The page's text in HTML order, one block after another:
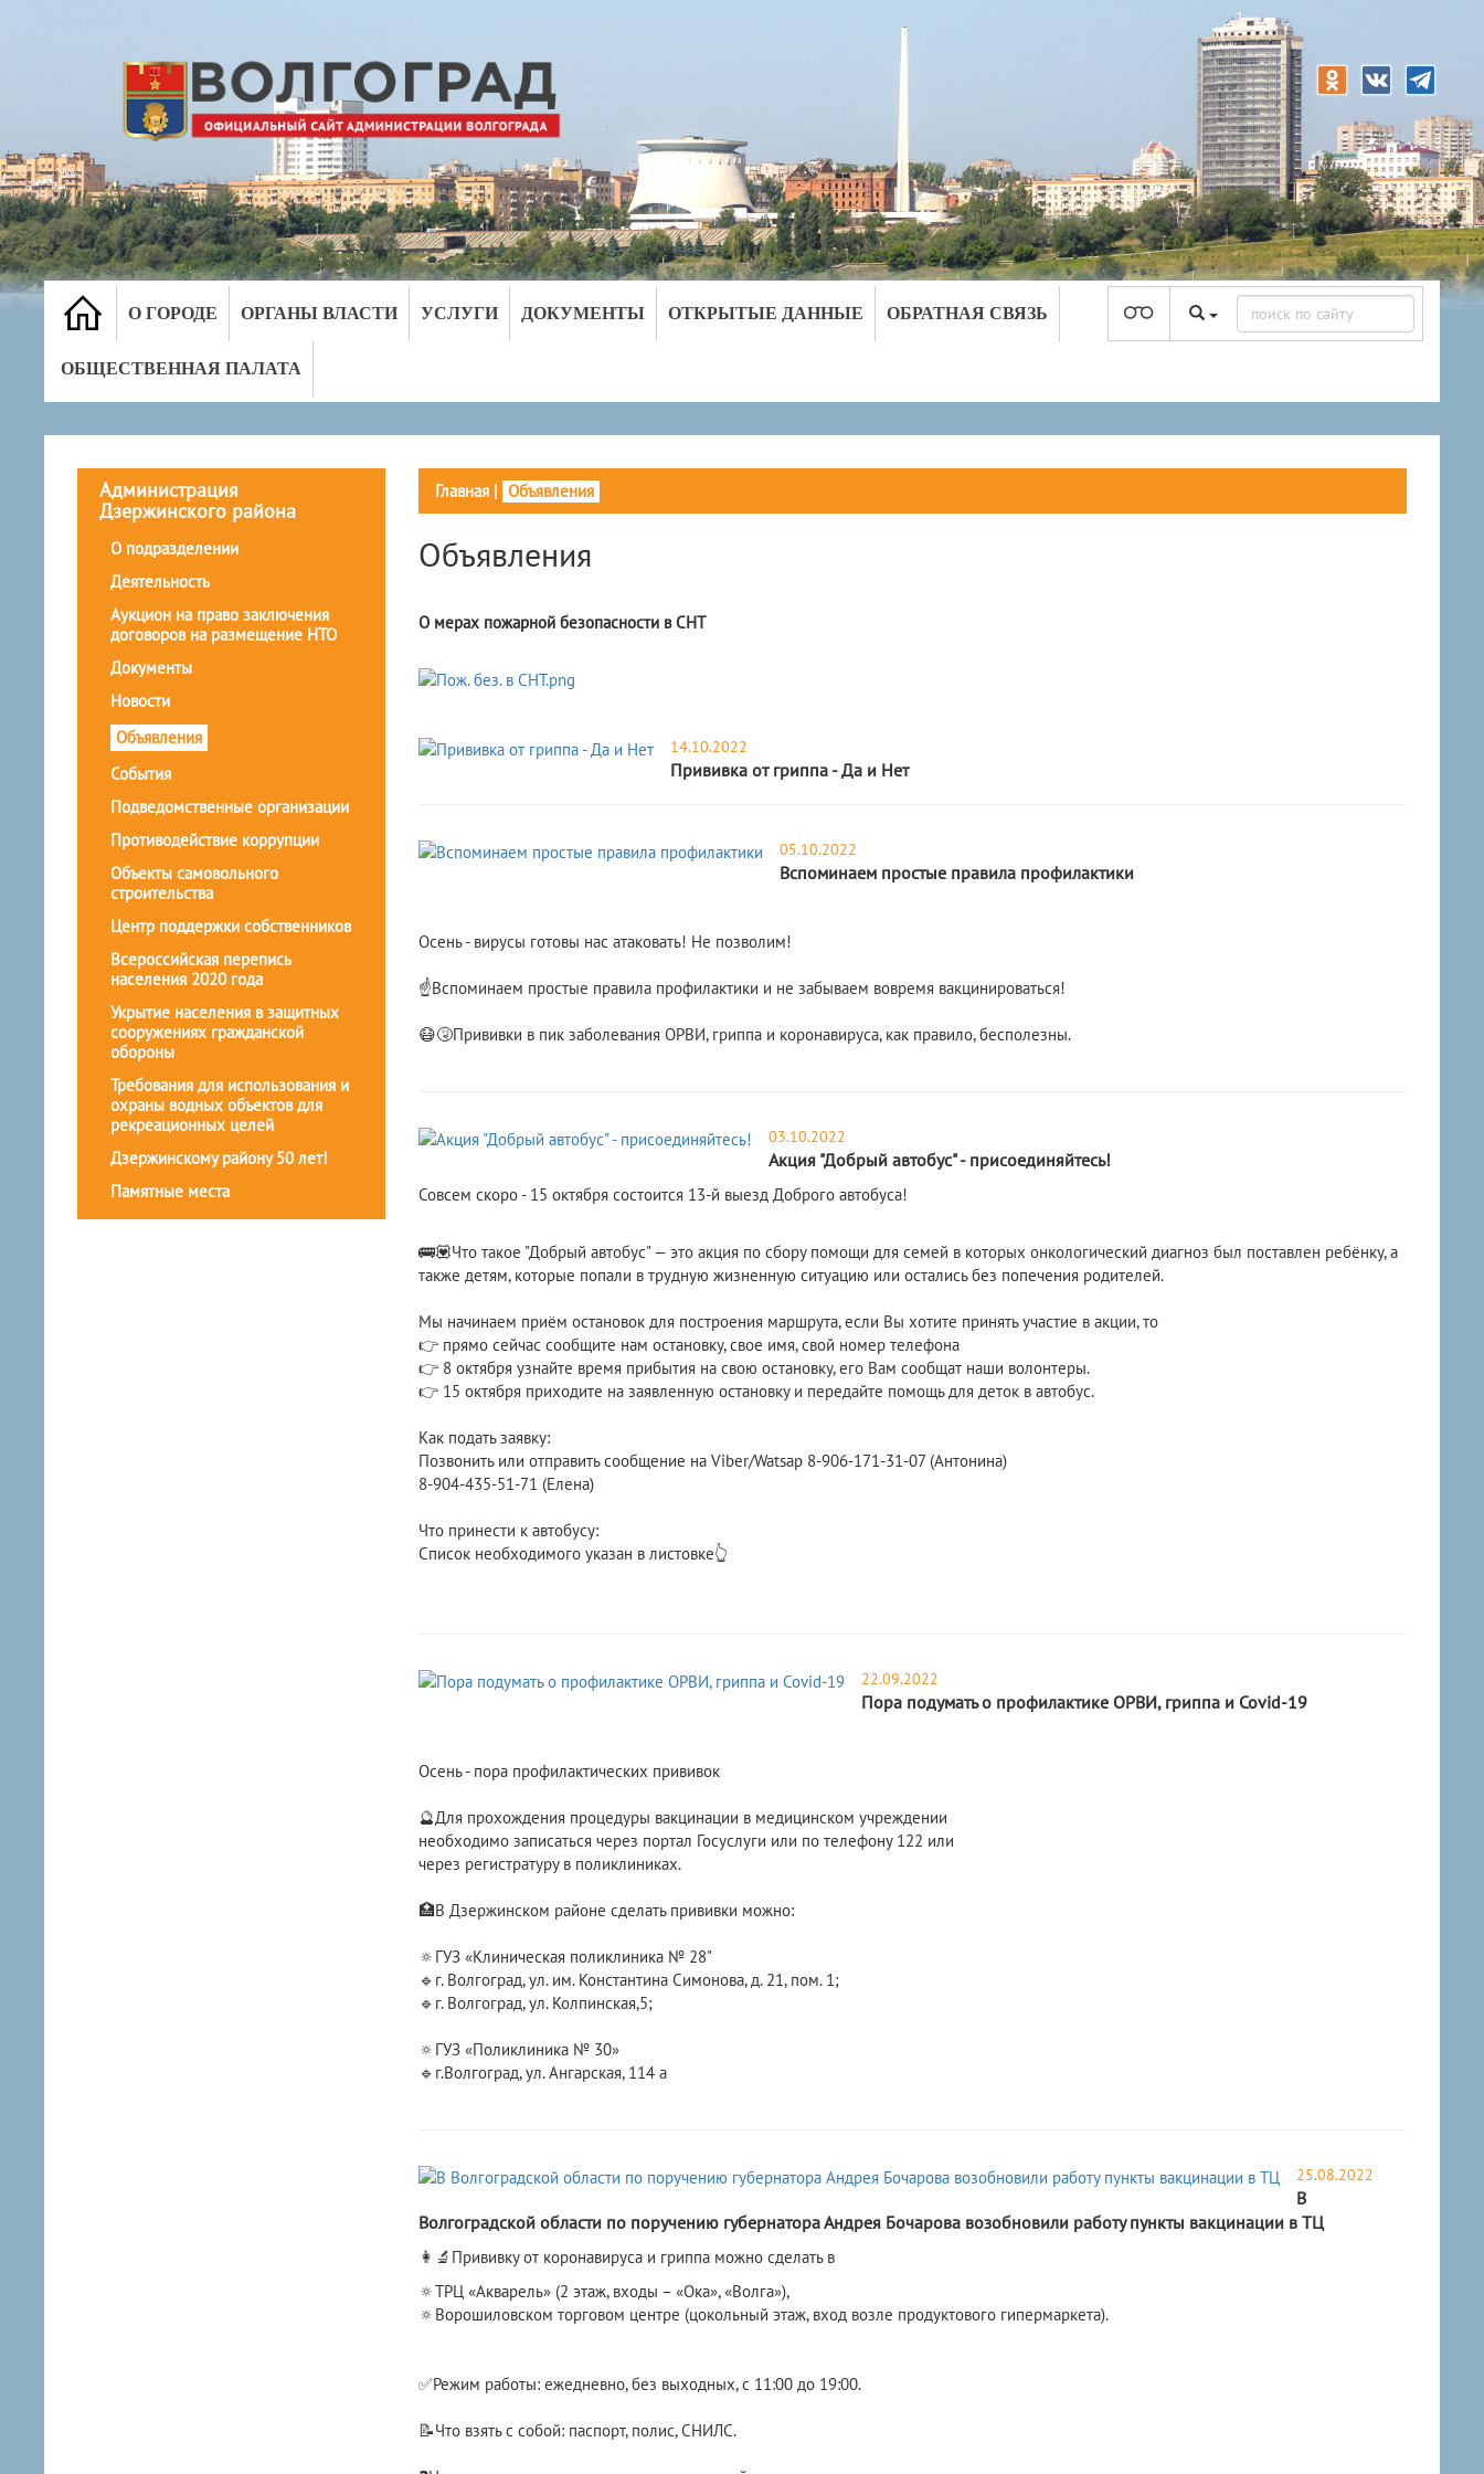
О ГОРОДЕ ОРГАНЫ ВЛАСТИ УСЛУГИ ДОКУМЕНТЫ ОТКРЫТЫЕ ДАННЫЕ ОБРАТНАЯ СВЯЗЬ
ОБЩЕСТВЕННАЯ ПАЛАТА
Администрация
Дзержинского района
О подразделении
Деятельность
Аукцион на право заключения
договоров на размещение НТО
Документы
Новости
Объявления
События
Подведомственные организации
Противодействие коррупции
Объекты самовольного
строительства
Центр поддержки собственников
Всероссийская перепись
населения 2020 года
Укрытие населения в защитных
сооружениях гражданской
обороны
Требования для использования и
охраны водных объектов для
рекреационных целей
Дзержинскому району 50 лет!
Памятные места
Главная| Объявления
Объявления
О мерах пожарной безопасности в СНТ
14.10.2022
Прививка от гриппа - Да и Нет
05.10.2022
Вспоминаем простые правила профилактики
Осень - вирусы готовы нас атаковать! Не позволим!
☝Вспоминаем простые правила профилактики и не забываем вовремя вакцинироваться!
😷🤧Прививки в пик заболевания ОРВИ, гриппа и коронавируса, как правило, бесполезны.
03.10.2022
Акция "Добрый автобус" - присоединяйтесь!
Совсем скоро - 15 октября состоится 13-й выезд Доброго автобуса!
🚌💟Что такое "Добрый автобус" — это акция по сбору помощи для семей в которых онкологический диагноз был поставлен ребёнку, а
также детям, которые попали в трудную жизненную ситуацию или остались без попечения родителей.
Мы начинаем приём остановок для построения маршрута, если Вы хотите принять участие в акции, то
👉 прямо сейчас сообщите нам остановку, свое имя, свой номер телефона
👉 8 октября узнайте время прибытия на свою остановку, его Вам сообщат наши волонтеры.
👉 15 октября приходите на заявленную остановку и передайте помощь для деток в автобус.
Как подать заявку:
Позвонить или отправить сообщение на Viber/Watsap 8-906-171-31-07 (Антонина)
8-904-435-51-71 (Елена)
Что принести к автобусу:
Список необходимого указан в листовке👆
22.09.2022
Пора подумать о профилактике ОРВИ, гриппа и Covid-19
Осень - пора профилактических прививок
🔮Для прохождения процедуры вакцинации в медицинском учреждении
необходимо записаться через портал Госуслуги или по телефону 122 или
через регистратуру в поликлиниках.
🏥В Дзержинском районе сделать прививки можно:
🔅ГУЗ «Клиническая поликлиника № 28"
🔹г. Волгоград, ул. им. Константина Симонова, д. 21, пом. 1;
🔹г. Волгоград, ул. Колпинская,5;
🔅ГУЗ «Поликлиника № 30»
🔹г.Волгоград, ул. Ангарская, 114 а
25.08.2022
В
Волгоградской области по поручению губернатора Андрея Бочарова возобновили работу пункты вакцинации в ТЦ
​👩‍🔬Прививку от коронавируса и гриппа можно сделать в
🔅ТРЦ «Акварель» (2 этаж, входы – «Ока», «Волга»),
🔅Ворошиловском торговом центре (цокольный этаж, вход возле продуктового гипермаркета).
✅Режим работы: ежедневно, без выходных, с 11:00 до 19:00.
📝Что взять с собой: паспорт, полис, СНИЛС.